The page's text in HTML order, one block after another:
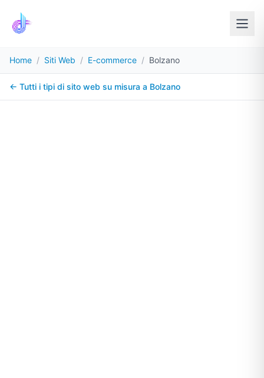
Home / Siti Web / E-commerce / Bolzano
← Tutti i tipi di sito web su misura a Bolzano